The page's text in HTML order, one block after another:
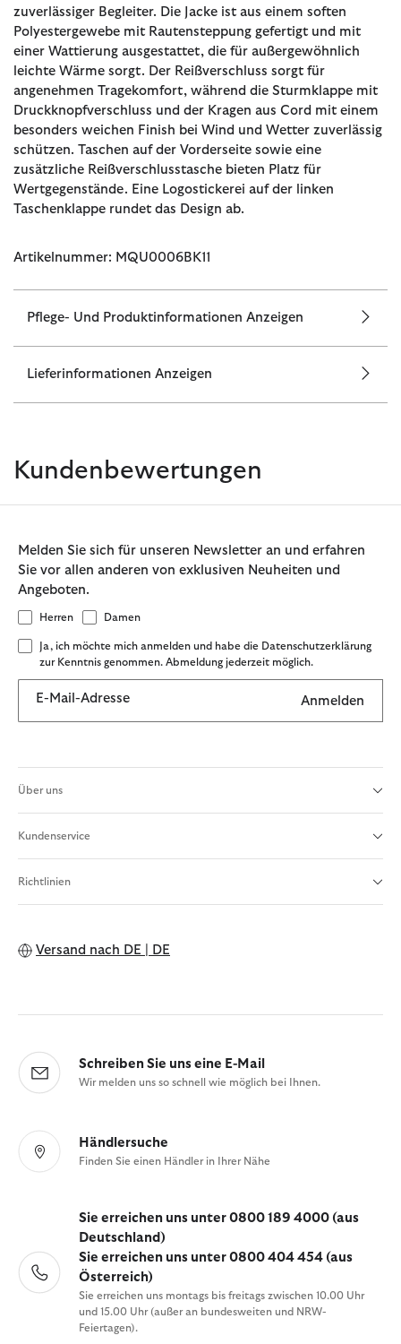
zuverlässiger Begleiter. Die Jacke ist aus einem soften
Polyestergewebe mit Rautensteppung gefertigt und mit
einer Wattierung ausgestattet, die für außergewöhnlich
leichte Wärme sorgt. Der Reißverschluss sorgt für
angenehmen Tragekomfort, während die Sturmklappe mit
Druckknopfverschluss und der Kragen aus Cord mit einem
besonders weichen Finish bei Wind und Wetter zuverlässig
schützen. Taschen auf der Vorderseite sowie eine
zusätzliche Reißverschlusstasche bieten Platz für
Wertgegenstände. Eine Logostickerei auf der linken
Taschenklappe rundet das Design ab.
Artikelnummer: MQU0006BK11
Pflege- Und Produktinformationen Anzeigen
Lieferinformationen Anzeigen
Kundenbewertungen
Melden Sie sich für unseren Newsletter an und erfahren
Sie vor allen anderen von exklusiven Neuheiten und
Angeboten.
Herren Damen
Ja, ich möchte mich anmelden und habe die Datenschutzerklärung
zur Kenntnis genommen. Abmeldung jederzeit möglich.
E-Mail-Adresse Anmelden
Über uns
Kundenservice
Richtlinien
Versand nach DE | DE
Schreiben Sie uns eine E-Mail
Wir melden uns so schnell wie möglich bei Ihnen.
Händlersuche
Finden Sie einen Händler in Ihrer Nähe
Sie erreichen uns unter 0800 189 4000 (aus
Deutschland)
Sie erreichen uns unter 0800 404 454 (aus
Österreich)
Sie erreichen uns montags bis freitags zwischen 10.00 Uhr
und 15.00 Uhr (außer an bundesweiten und NRW-
Feiertagen).